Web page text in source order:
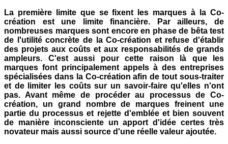
La première limite que se fixent les marques à la Co-
création est une limite financière. Par ailleurs, de
nombreuses marques sont encore en phase de bêta test
de l'utilité concrète de la Co-création et refuse d'établir
des projets aux coûts et aux responsabilités de grands
ampleurs. C'est aussi pour cette raison là que les
marques font principalement appels à des entreprises
spécialisées dans la Co-création afin de tout sous-traiter
et de limiter les coûts sur un savoir-faire qu'elles n'ont
pas. Avant même de procéder au processus de Co-
création, un grand nombre de marques freinent une
partie du processus et rejette d'emblée et bien souvent
de manière inconsciente un apport d'idée certes très
novateur mais aussi source d'une réelle valeur ajoutée.